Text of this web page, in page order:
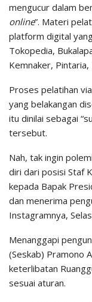
mengucur dalam
online”. Materi
platform digital
Tokopedia,
Kemnaker, Pintaria,
Proses pelatihan
yang belakangan
itu dinilai sebagai
tersebut.
Nah, tak ingin
diri dari posisi Staf
kepada Bapak
dan menerima
Instagramnya,
Menanggapi
(Seskab) Pramono
keterlibatan
sesuai aturan.